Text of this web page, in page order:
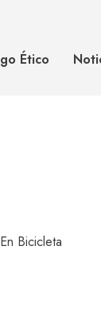
Ético
al
Bicicleta